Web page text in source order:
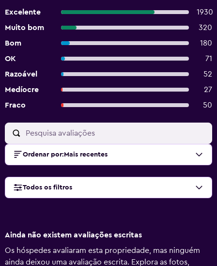
Excelente
1930
Muito bom
320
Bom
180
OK
71
Razoável
52
Medíocre
27
Fraco
50
Ordenar por: Mais recentes
Todos os filtros
Ainda não existem avaliações escritas
Os hóspedes avaliaram esta propriedade, mas ninguém
ainda deixou uma avaliação escrita. Explora as fotos,